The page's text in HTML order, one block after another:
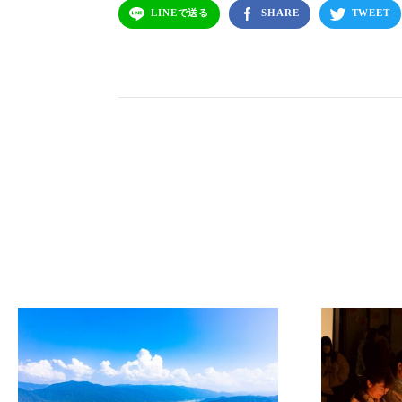
LINEで送る SHARE TWEET